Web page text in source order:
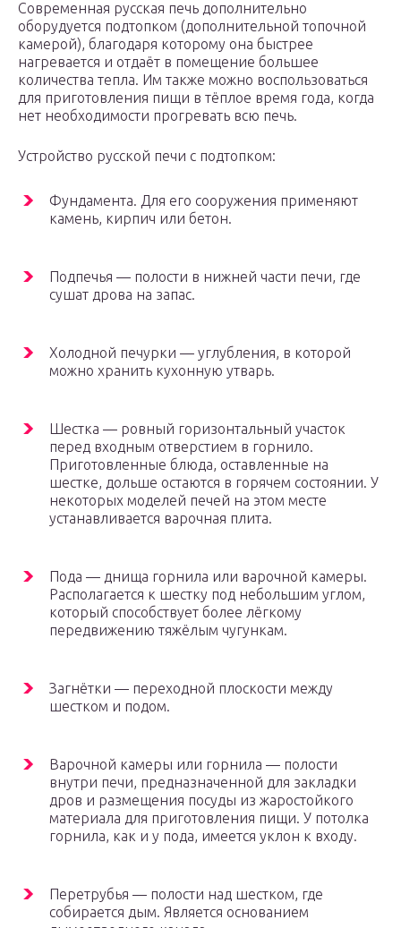
Современная русская печь дополнительно
оборудуется подтопком (дополнительной топочной
камерой), благодаря которому она быстрее
нагревается и отдаёт в помещение большее
количества тепла. Им также можно воспользоваться
для приготовления пищи в тёплое время года, когда
нет необходимости прогревать всю печь.
Устройство русской печи с подтопком:
Фундамента. Для его сооружения применяют
камень, кирпич или бетон.
Подпечья — полости в нижней части печи, где
сушат дрова на запас.
Холодной печурки — углубления, в которой
можно хранить кухонную утварь.
Шестка — ровный горизонтальный участок
перед входным отверстием в горнило.
Приготовленные блюда, оставленные на
шестке, дольше остаются в горячем состоянии. У
некоторых моделей печей на этом месте
устанавливается варочная плита.
Пода — днища горнила или варочной камеры.
Располагается к шестку под небольшим углом,
который способствует более лёгкому
передвижению тяжёлым чугункам.
Загнётки — переходной плоскости между
шестком и подом.
Варочной камеры или горнила — полости
внутри печи, предназначенной для закладки
дров и размещения посуды из жаростойкого
материала для приготовления пищи. У потолка
горнила, как и у пода, имеется уклон к входу.
Перетрубья — полости над шестком, где
собирается дым. Является основанием